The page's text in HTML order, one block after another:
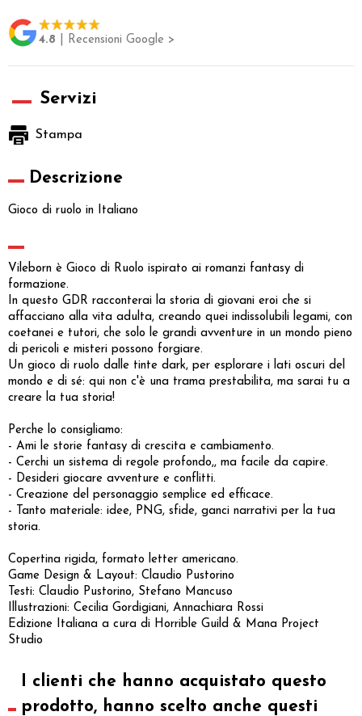
4.8 | Recensioni Google >
Servizi
Stampa
Descrizione
Gioco di ruolo in Italiano
Vileborn è Gioco di Ruolo ispirato ai romanzi fantasy di
formazione.
In questo GDR racconterai la storia di giovani eroi che si
affacciano alla vita adulta, creando quei indissolubili legami, con
coetanei e tutori, che solo le grandi avventure in un mondo pieno
di pericoli e misteri possono forgiare.
Un gioco di ruolo dalle tinte dark, per esplorare i lati oscuri del
mondo e di sé: qui non c'è una trama prestabilita, ma sarai tu a
creare la tua storia!
Perche lo consigliamo:
- Ami le storie fantasy di crescita e cambiamento.
- Cerchi un sistema di regole profondo,, ma facile da capire.
- Desideri giocare avventure e conflitti.
- Creazione del personaggio semplice ed efficace.
- Tanto materiale: idee, PNG, sfide, ganci narrativi per la tua
storia.
Copertina rigida, formato letter americano.
Game Design & Layout: Claudio Pustorino
Testi: Claudio Pustorino, Stefano Mancuso
Illustrazioni: Cecilia Gordigiani, Annachiara Rossi
Edizione Italiana a cura di Horrible Guild & Mana Project
Studio
I clienti che hanno acquistato questo
prodotto, hanno scelto anche questi